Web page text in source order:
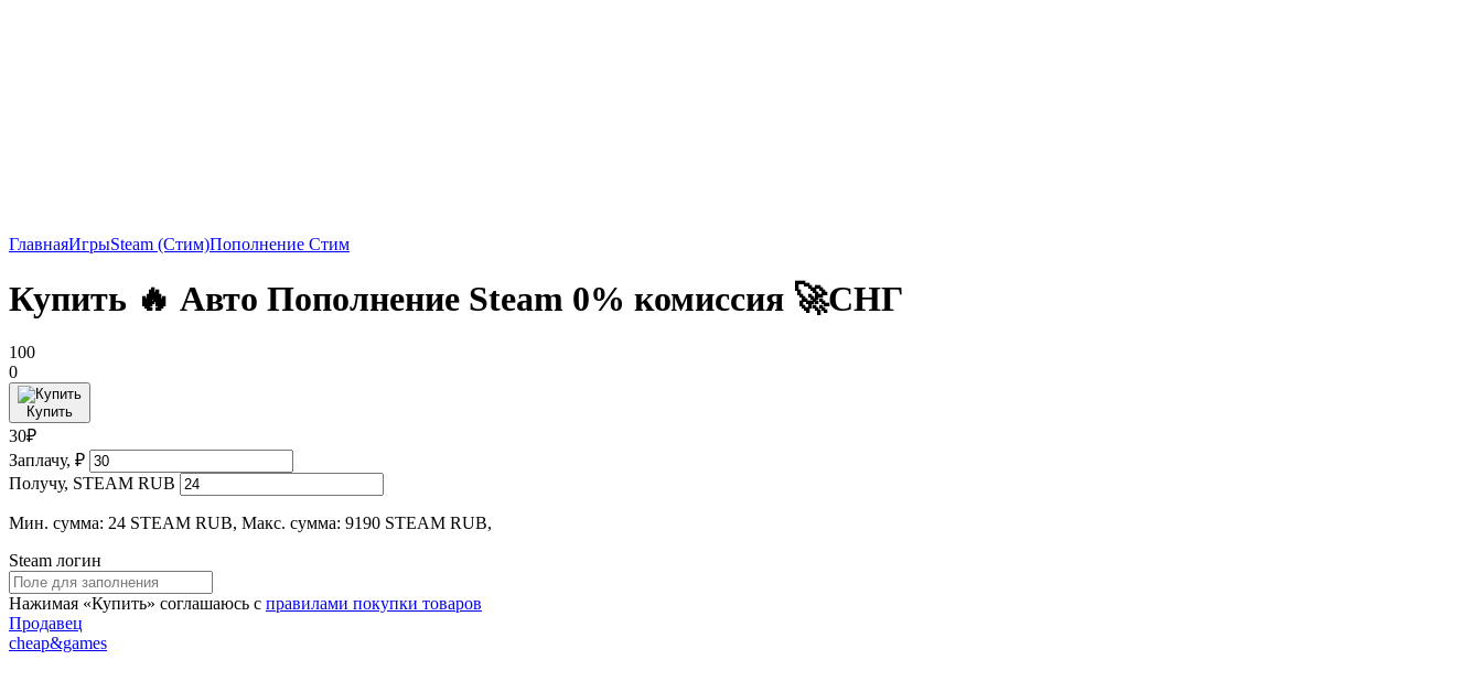
ГлавнаяИгрыSteam (Стим)Пополнение Стим
Купить 🔥 Авто Пополнение Steam 0% комиссия 🚀СНГ
100
0
Купить
30₽
Заплачу, ₽
Получу, STEAM RUB
Мин. сумма: 24 STEAM RUB, Макс. сумма: 9190 STEAM RUB,
Steam логин
Нажимая «Купить» соглашаюсь с правилами покупки товаров
Продавец
cheap&games